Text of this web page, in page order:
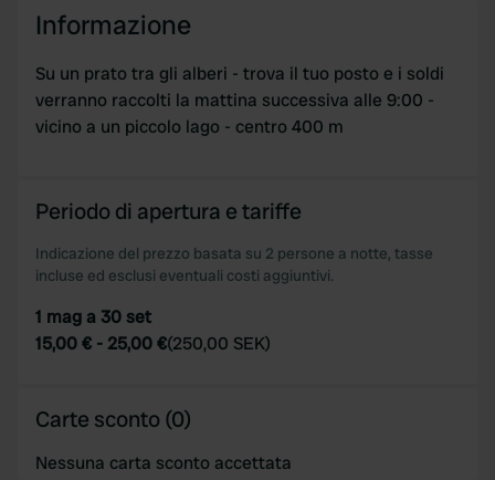
We use cookies to personalise content and ads, to
We also share information about your use of our site with
may combine it with other information that you’ve
Informazione
Su un prato tra gli alberi - trova il tuo posto e i soldi
verranno raccolti la mattina successiva alle 9:00 -
vicino a un piccolo lago - centro 400 m
Periodo di apertura e tariffe
Indicazione del prezzo basata su 2 persone a notte, tasse
incluse ed esclusi eventuali costi aggiuntivi.
1 mag a 30 set
15,00 € - 25,00 €(250,00 SEK)
Carte sconto (0)
Nessuna carta sconto accettata